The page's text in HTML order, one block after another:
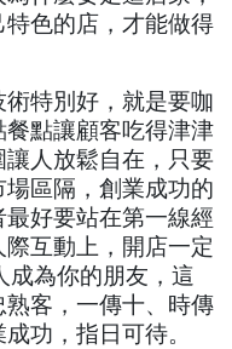
色的店，才能做得
特別好，就是要咖
點讓顧客吃得津津
人放鬆自在，只要
區隔，創業成功的
好要站在第一線經
互動上，開店一定
成為你的朋友，這
客，一傳十、時傳
功，指日可待。